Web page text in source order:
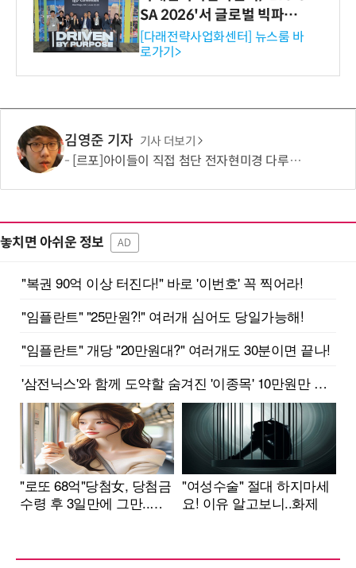
SA 2026'서 글로벌 빅파마
와의 비즈니스 미팅 지원…K
-바이오 해외 진출 교두보 확
보
[다래전략사업화센터] 뉴스룸 바
로가기>
김영준 기자 기사 더보기
[르포]아이들이 직접 첨단 전자현미경 다루며 과학원리 체득...과학체험 제공 '주니어닥터' 현장
놓치면 아쉬운 정보 AD